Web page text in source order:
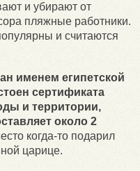
и убирают от
пляжные работники.
и считаются
именем египетской
сертификата
и территории,
около 2
когда-то подарил
царице.